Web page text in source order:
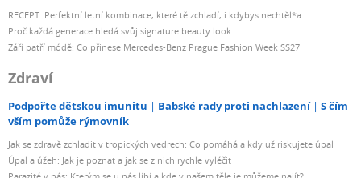
RECEPT: Perfektní letní kombinace, které tě zchladí, i kdybys nechtěl*a
Proč každá generace hledá svůj signature beauty look
Září patří módě: Co přinese Mercedes-Benz Prague Fashion Week SS27
Zdraví
Podpořte dětskou imunitu Babské rady proti nachlazení
S čím
vším pomůže rýmovník
Jak se zdravě zchladit v tropických vedrech: Co pomáhá a kdy už riskujete úpal
Úpal a úžeh: Jak je poznat a jak se z nich rychle vyléčit